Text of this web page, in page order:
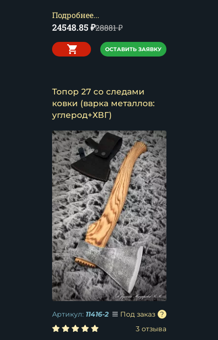
Подробнее...
24548.85 ₽28881₽
ОСТАВИТЬ ЗАЯВКУ
Топор 27 со следами
ковки (варка металлов:
углерод+ХВГ)
Артикул: 11416-2
Под заказ
3 отзыва